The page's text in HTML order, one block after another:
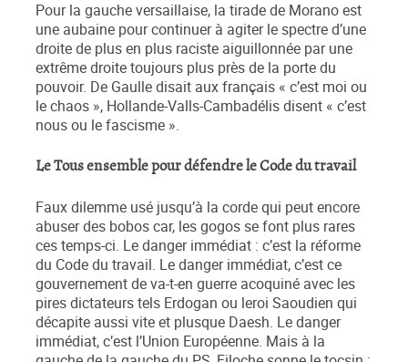
Pour la gauche versaillaise, la tirade de Morano est
une aubaine pour continuer à agiter le spectre d’une
droite de plus en plus raciste aiguillonnée par une
extrême droite toujours plus près de la porte du
pouvoir. De Gaulle disait aux français « c’est moi ou
le chaos », Hollande-Valls-Cambadélis disent « c’est
nous ou le fascisme ».
Le Tous ensemble pour défendre le Code du travail
Faux dilemme usé jusqu’à la corde qui peut encore
abuser des bobos car, les gogos se font plus rares
ces temps-ci. Le danger immédiat : c’est la réforme
du Code du travail. Le danger immédiat, c’est ce
gouvernement de va-t-en guerre acoquiné avec les
pires dictateurs tels Erdogan ou leroi Saoudien qui
décapite aussi vite et plusque Daesh. Le danger
immédiat, c’est l’Union Européenne. Mais à la